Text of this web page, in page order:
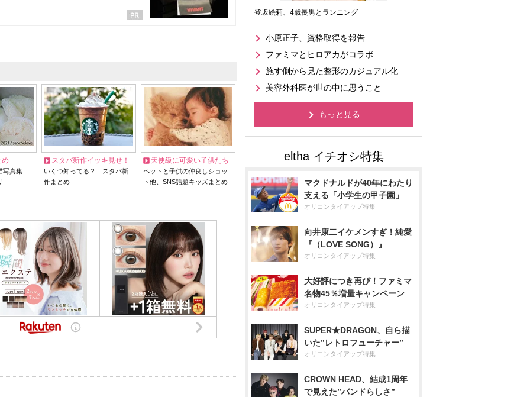
め
写真集…
スタバ新作イッキ見せ！
いくつ知ってる？ スタバ新
作まとめ
天使級に可愛い子供たち
ペットと子供の仲良しショッ
ト他、SNS話題キッズまとめ
登坂絵莉、4歳長男とランニング
小原正子、資格取得を報告
ファミマとヒロアカがコラボ
施す側から見た整形のカジュアル化
美容外科医が世の中に思うこと
もっと見る
マクドナルドが40年にわたり
支える「小学生の甲子園」
オリコンタイアップ特集
向井康二イケメンすぎ！純愛
『（LOVE SONG）』
オリコンタイアップ特集
大好評につき再び！ファミマ
名物45％増量キャンペーン
オリコンタイアップ特集
SUPER★DRAGON、自ら描
いた”レトロフューチャー”
オリコンタイアップ特集
CROWN HEAD、結成1周年
で見えた”バンドらしさ”